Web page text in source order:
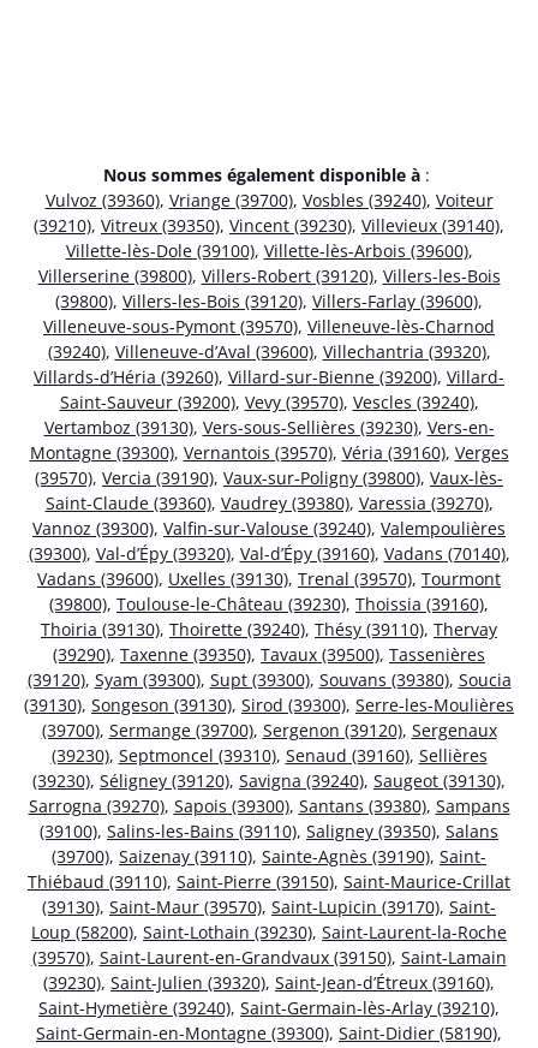
Nous sommes également disponible à :
Vulvoz (39360), Vriange (39700), Vosbles (39240), Voiteur
(39210), Vitreux (39350), Vincent (39230), Villevieux (39140),
Villette-lès-Dole (39100), Villette-lès-Arbois (39600),
Villerserine (39800), Villers-Robert (39120), Villers-les-Bois
(39800), Villers-les-Bois (39120), Villers-Farlay (39600),
Villeneuve-sous-Pymont (39570), Villeneuve-lès-Charnod
(39240), Villeneuve-d’Aval (39600), Villechantria (39320),
Villards-d’Héria (39260), Villard-sur-Bienne (39200), Villard-
Saint-Sauveur (39200), Vevy (39570), Vescles (39240),
Vertamboz (39130), Vers-sous-Sellières (39230), Vers-en-
Montagne (39300), Vernantois (39570), Véria (39160), Verges
(39570), Vercia (39190), Vaux-sur-Poligny (39800), Vaux-lès-
Saint-Claude (39360), Vaudrey (39380), Varessia (39270),
Vannoz (39300), Valfin-sur-Valouse (39240), Valempoulières
(39300), Val-d’Épy (39320), Val-d’Épy (39160), Vadans (70140),
Vadans (39600), Uxelles (39130), Trenal (39570), Tourmont
(39800), Toulouse-le-Château (39230), Thoissia (39160),
Thoiria (39130), Thoirette (39240), Thésy (39110), Thervay
(39290), Taxenne (39350), Tavaux (39500), Tassenières
(39120), Syam (39300), Supt (39300), Souvans (39380), Soucia
(39130), Songeson (39130), Sirod (39300), Serre-les-Moulières
(39700), Sermange (39700), Sergenon (39120), Sergenaux
(39230), Septmoncel (39310), Senaud (39160), Sellières
(39230), Séligney (39120), Savigna (39240), Saugeot (39130),
Sarrogna (39270), Sapois (39300), Santans (39380), Sampans
(39100), Salins-les-Bains (39110), Saligney (39350), Salans
(39700), Saizenay (39110), Sainte-Agnès (39190), Saint-
Thiébaud (39110), Saint-Pierre (39150), Saint-Maurice-Crillat
(39130), Saint-Maur (39570), Saint-Lupicin (39170), Saint-
Loup (58200), Saint-Lothain (39230), Saint-Laurent-la-Roche
(39570), Saint-Laurent-en-Grandvaux (39150), Saint-Lamain
(39230), Saint-Julien (39320), Saint-Jean-d’Étreux (39160),
Saint-Hymetière (39240), Saint-Germain-lès-Arlay (39210),
Saint-Germain-en-Montagne (39300), Saint-Didier (58190),